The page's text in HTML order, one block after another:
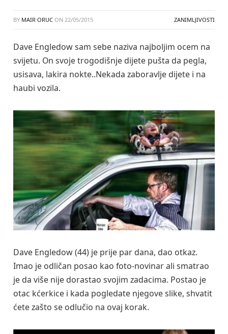
BY MAIR ORUC ON 22/05/2015 ZANIMLJIVOSTI
Dave Engledow sam sebe naziva najboljim ocem na
svijetu. On svoje trogodišnje dijete pušta da pegla,
usisava, lakira nokte..Nekada zaboravlje dijete i na
haubi vozila.
Dave Engledow (44) je prije par dana, dao otkaz.
Imao je odličan posao kao foto-novinar ali smatrao
je da više nije dorastao svojim zadacima. Postao je
otac kćerkice i kada pogledate njegove slike, shvatit
ćete zašto se odlučio na ovaj korak.